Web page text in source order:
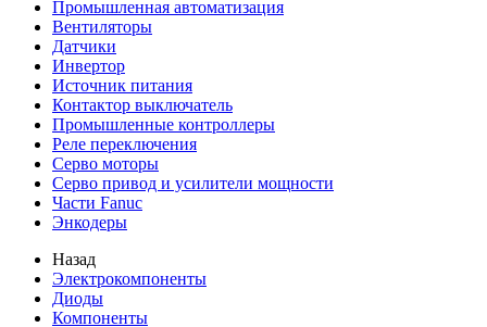
Промышленная автоматизация
Вентиляторы
Датчики
Инвертор
Источник питания
Контактор выключатель
Промышленные контроллеры
Реле переключения
Серво моторы
Серво привод и усилители мощности
Части Fanuc
Энкодеры
Назад
Электрокомпоненты
Диоды
Компоненты